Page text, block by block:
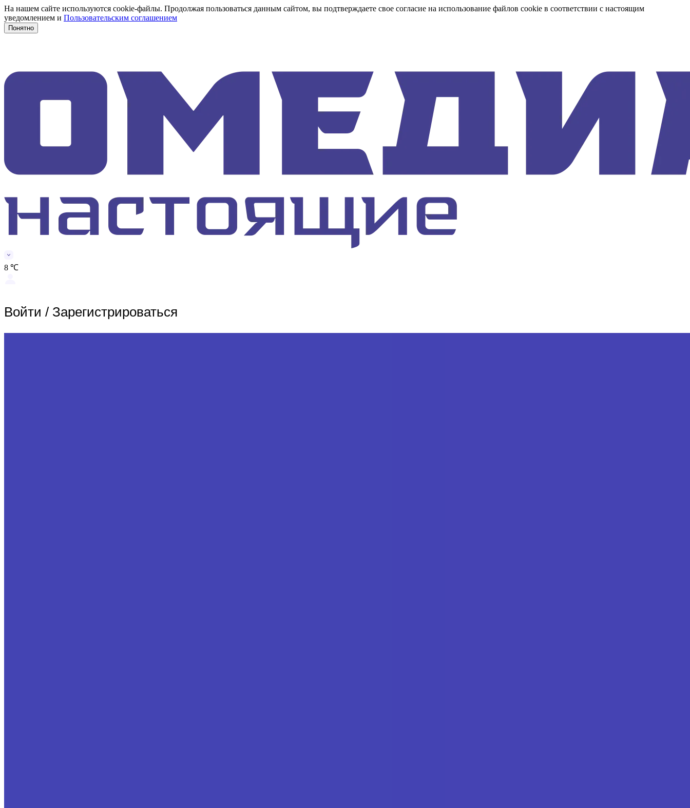
На нашем сайте используются cookie-файлы. Продолжая пользоваться данным сайтом, вы подтверждаете свое согласие на использование файлов cookie в соответствии с настоящим
уведомлением и Пользовательским соглашением
Понятно
8 ℃
Войти / Зарегистрироваться